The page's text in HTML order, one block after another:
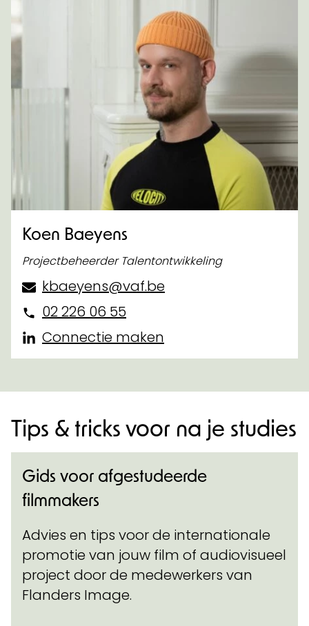
Koen Baeyens
Projectbeheerder Talentontwikkeling
kbaeyens@vaf.be
02 226 06 55
Connectie maken
Tips & tricks voor na je studies
Gids voor afgestudeerde
filmmakers
Advies en tips voor de internationale
promotie van jouw film of audiovisueel
project door de medewerkers van
Flanders Image.